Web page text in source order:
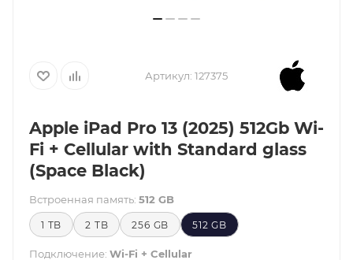
Артикул: 127375
Apple iPad Pro 13 (2025) 512Gb Wi-
Fi + Cellular with Standard glass
(Space Black)
Встроенная память: 512 GB
1 TB 2 TB 256 GB 512 GB
Подключение: Wi-Fi + Cellular